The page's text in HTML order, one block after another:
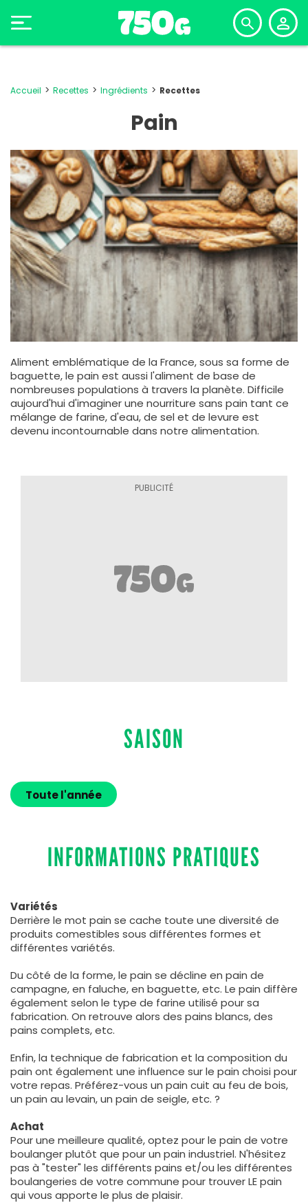
Accueil Recettes Ingrédients Recettes
Pain
Aliment emblématique de la France, sous sa forme de
baguette, le pain est aussi l'aliment de base de
nombreuses populations à travers la planète. Difficile
aujourd'hui d'imaginer une nourriture sans pain tant ce
mélange de farine, d'eau, de sel et de levure est
devenu incontournable dans notre alimentation.
SAISON
Toute l'année
INFORMATIONS PRATIQUES
Variétés
Derrière le mot pain se cache toute une diversité de
produits comestibles sous différentes formes et
différentes variétés.
Du côté de la forme, le pain se décline en pain de
campagne, en faluche, en baguette, etc. Le pain diffère
également selon le type de farine utilisé pour sa
fabrication. On retrouve alors des pains blancs, des
pains complets, etc.
Enfin, la technique de fabrication et la composition du
pain ont également une influence sur le pain choisi pour
votre repas. Préférez-vous un pain cuit au feu de bois,
un pain au levain, un pain de seigle, etc. ?
Achat
Pour une meilleure qualité, optez pour le pain de votre
boulanger plutôt que pour un pain industriel. N'hésitez
pas à "tester" les différents pains et/ou les différentes
boulangeries de votre commune pour trouver LE pain
qui vous apporte le plus de plaisir.